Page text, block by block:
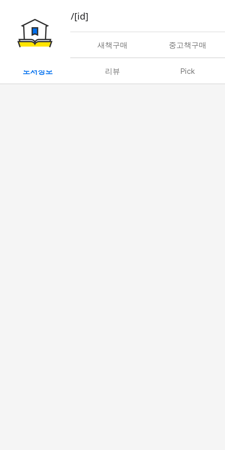
book/rent/[id]
대여 새책구매 중고책구매
도서정보 리뷰 Pick